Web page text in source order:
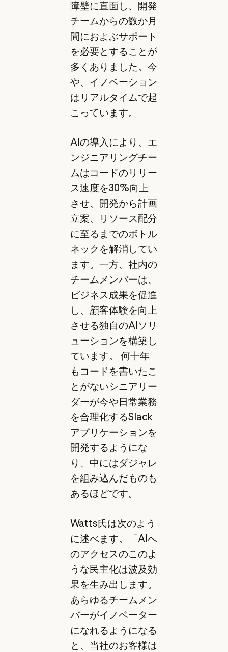
障壁に直面し、開発
チームからの数か月
間におよぶサポート
を必要とすることが
多くありました。今
や、イノベーション
はリアルタイムで起
こっています。
AIの導入により、エ
ンジニアリングチー
ムはコードのリリー
ス速度を30%向上
させ、開発から計画
立案、リソース配分
に至るまでのボトル
ネックを解消してい
ます。一方、社内の
チームメンバーは、
ビジネス成果を促進
し、顧客体験を向上
させる独自のAIソリ
ューションを構築し
ています。 何十年
もコードを書いたこ
とがないシニアリー
ダーが今や日常業務
を合理化するSlack
アプリケーションを
開発するようにな
り、中にはダジャレ
を組み込んだものも
あるほどです。
Watts氏は次のよう
に述べます。「AIへ
のアクセスのこのよ
うな民主化は波及効
果を生み出します。
あらゆるチームメン
バーがイノベーター
になれるようになる
と、当社のお客様は